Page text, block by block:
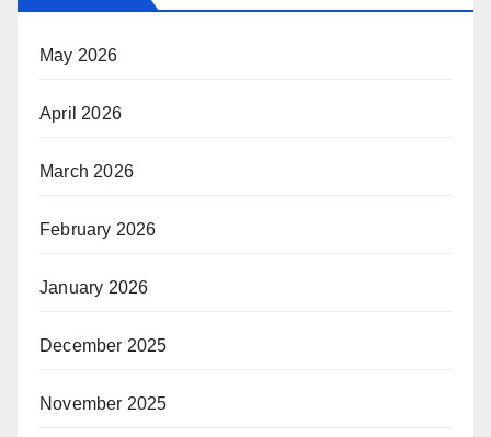
May 2026
April 2026
March 2026
February 2026
January 2026
December 2025
November 2025